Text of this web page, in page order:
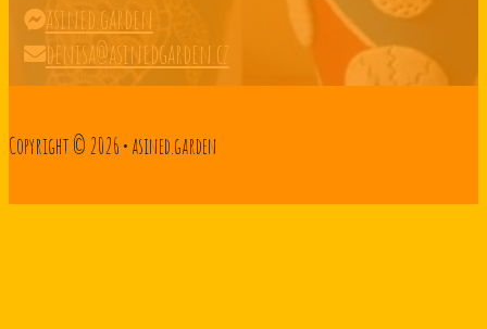
asined.garden
denisa@asinedgarden.cz
Copyright © 2026 • asined.garden